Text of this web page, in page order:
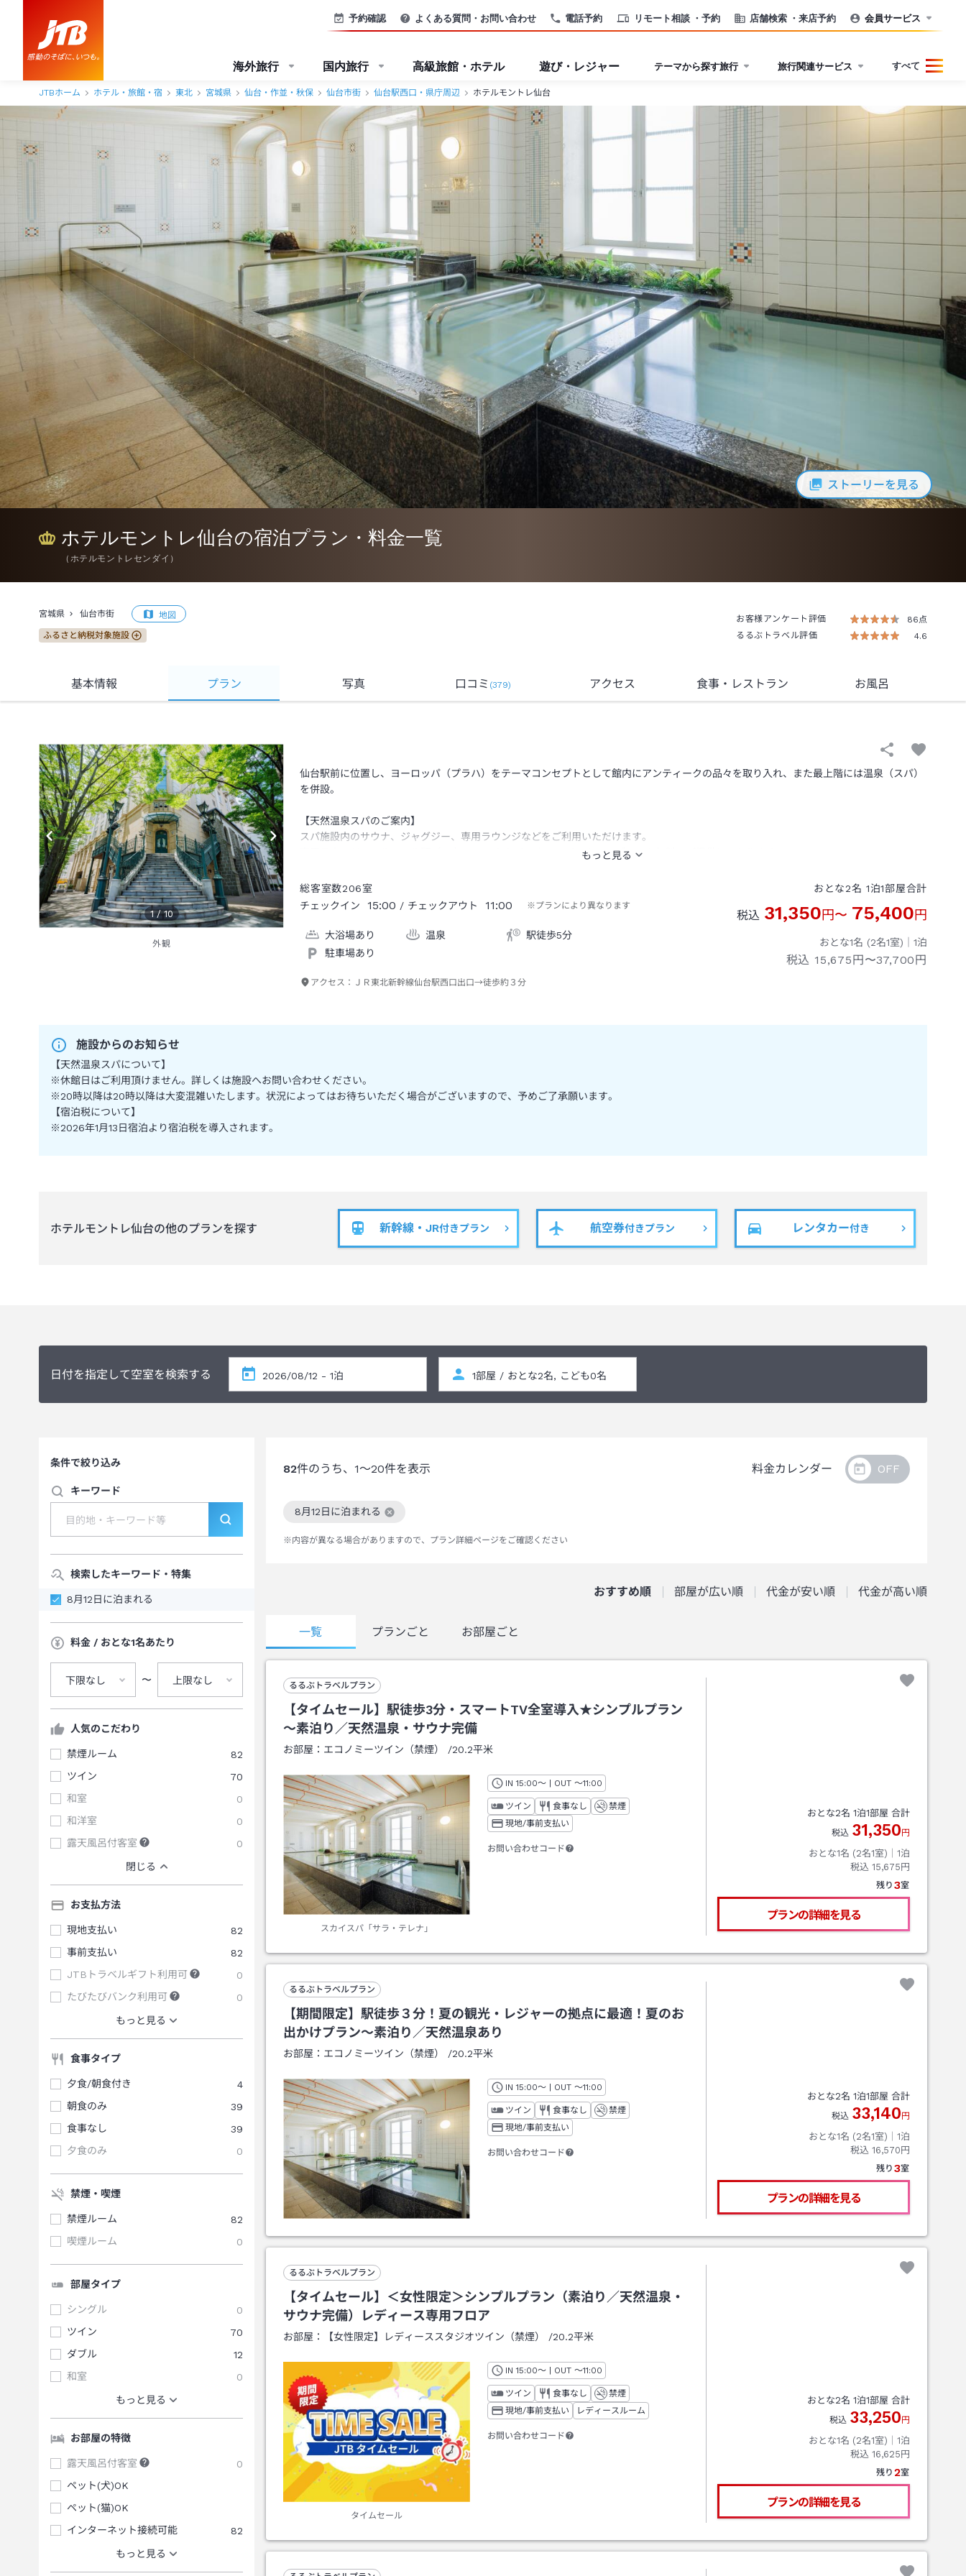
電話予約 リモート相談 ・予約 店舗検索 ・来店予約
予約確認 よくある質問・お問い合わせ 会員サービス
海外旅行 国内旅行 高級旅館・ホテル 遊び・レジャー テーマから探す旅行 旅行関連サービス すべて
JTBホーム ホテル・旅館・宿 東北 宮城県 仙台・作並・秋保 仙台市街 仙台駅西口・県庁周辺 ホテルモントレ仙台
ストーリーを見る
ホテルモントレ仙台の宿泊プラン・料金一覧
（ ホテルモントレセンダイ ）
宮城県 仙台市街 地図
ふるさと納税対象施設
お客様アンケート評価
86点
るるぶトラベル評価
4.6
基本情報 プラン 写真 口コミ (379) アクセス 食事・レストラン お風呂
1 /10
外観
仙台駅前に位置し、ヨーロッパ（プラハ）をテーマコンセプトとして館内にアンティークの品々を取り入れ、また最上階には温泉（スパ）
を併設。
【天然温泉スパのご案内】
スパ施設内のサウナ、ジャグジー、専用ラウンジなどをご利用いただけます。
専用ラウンジでアルコール類（※1）、ソフトドリンク・アイスキャンディーを無料でご提供しております。
総客室数206室
チェックイン
15:00 / チェックアウト 11:00 ※プランにより異なります
大浴場あり 温泉
駅徒歩5分
駐車場あり
アクセス： ＪＲ東北新幹線仙台駅西口出口→徒歩約３分
おとな2名 1泊1部屋合計
税込 31,350円〜 75,400円
おとな1名 (2名1室)｜ 1泊
税込 15,675円〜37,700円
施設からのお知らせ
【天然温泉スパについて】
※休館日はご利用頂けません。詳しくは施設へお問い合わせください。
※20時以降は20時以降は大変混雑いたします。状況によってはお待ちいただく場合がございますので、予めご了承願います。
【宿泊税について】
※2026年1月13日宿泊より宿泊税を導入されます。
ホテルモントレ仙台の他のプランを探す 新幹線・JR付きプラン 航空券付きプラン レンタカー付き
日付を指定して空室を検索する
条件で絞り込み
キーワード
検索したキーワード・特集
8月12日に泊まれる
料金 / おとな1名あたり
下限なし 〜 上限なし
人気のこだわり
禁煙ルーム
82
ツイン
70
和室
0
和洋室
0
露天風呂付客室
0
閉じる
お支払方法
現地支払い
82
事前支払い
82
JTBトラベルギフト利用可
0
たびたびバンク利用可
0
もっと見る
食事タイプ
夕食/朝食付き
4
朝食のみ
39
食事なし
39
夕食のみ
0
禁煙・喫煙
禁煙ルーム
82
喫煙ルーム
0
部屋タイプ
シングル
0
ツイン
70
ダブル
12
和室
0
もっと見る
お部屋の特徴
露天風呂付客室
0
ペット(犬)OK
ペット(猫)OK
インターネット接続可能
82
もっと見る
82件のうち、 1～20件を表示 料金カレンダー
8月12日に泊まれる
この絞り込み条件を解除
※内容が異なる場合がありますので、プラン詳細ページをご確認ください
おすすめ順 部屋が広い順 代金が安い順 代金が高い順
一覧 プランごと お部屋ごと
るるぶトラベルプラン
【タイムセール】駅徒歩3分・スマートTV全室導入★シンプルプラン
～素泊り／天然温泉・サウナ完備
お部屋： エコノミーツイン（禁煙） /20.2平米
スカイスパ「サラ・テレナ」
IN チェックイン
15:00～ | OUT チェックアウト
～11:00
ツイン 食事なし
禁煙
現地/事前支払い
お問い合わせコード
おとな2名 1泊1部屋 合計
税込 31,350 円
おとな1名 (2名1室)｜ 1泊
税込 15,675円
残り 3室
プランの詳細を見る
るるぶトラベルプラン
【期間限定】駅徒歩３分！夏の観光・レジャーの拠点に最適！夏のお
出かけプラン～素泊り／天然温泉あり
お部屋： エコノミーツイン（禁煙） /20.2平米
IN チェックイン
15:00～ | OUT チェックアウト
～11:00
ツイン 食事なし
禁煙
現地/事前支払い
お問い合わせコード
おとな2名 1泊1部屋 合計
税込 33,140 円
おとな1名 (2名1室)｜ 1泊
税込 16,570円
残り 3室
プランの詳細を見る
るるぶトラベルプラン
【タイムセール】＜女性限定＞シンプルプラン（素泊り／天然温泉・
サウナ完備）レディース専用フロア
お部屋： 【女性限定】レディーススタジオツイン（禁煙） /20.2平米
タイムセール
IN チェックイン
15:00～ | OUT チェックアウト
～11:00
ツイン 食事なし
禁煙
現地/事前支払い
レディースルーム
お問い合わせコード
おとな2名 1泊1部屋 合計
税込 33,250 円
おとな1名 (2名1室)｜ 1泊
税込 16,625円
残り 2室
プランの詳細を見る